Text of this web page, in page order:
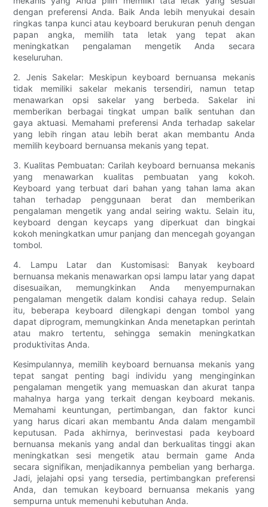
dengan preferensi Anda. Baik Anda lebih menyukai desain
ringkas tanpa kunci atau keyboard berukuran penuh dengan
papan angka, memilih tata letak yang tepat akan
meningkatkan pengalaman mengetik Anda secara
keseluruhan.
2. Jenis Sakelar: Meskipun keyboard bernuansa mekanis
tidak memiliki sakelar mekanis tersendiri, namun tetap
menawarkan opsi sakelar yang berbeda. Sakelar ini
memberikan berbagai tingkat umpan balik sentuhan dan
gaya aktuasi. Memahami preferensi Anda terhadap sakelar
yang lebih ringan atau lebih berat akan membantu Anda
memilih keyboard bernuansa mekanis yang tepat.
3. Kualitas Pembuatan: Carilah keyboard bernuansa mekanis
yang menawarkan kualitas pembuatan yang kokoh.
Keyboard yang terbuat dari bahan yang tahan lama akan
tahan terhadap penggunaan berat dan memberikan
pengalaman mengetik yang andal seiring waktu. Selain itu,
keyboard dengan keycaps yang diperkuat dan bingkai
kokoh meningkatkan umur panjang dan mencegah goyangan
tombol.
4. Lampu Latar dan Kustomisasi: Banyak keyboard
bernuansa mekanis menawarkan opsi lampu latar yang dapat
disesuaikan, memungkinkan Anda menyempurnakan
pengalaman mengetik dalam kondisi cahaya redup. Selain
itu, beberapa keyboard dilengkapi dengan tombol yang
dapat diprogram, memungkinkan Anda menetapkan perintah
atau makro tertentu, sehingga semakin meningkatkan
produktivitas Anda.
Kesimpulannya, memilih keyboard bernuansa mekanis yang
tepat sangat penting bagi individu yang menginginkan
pengalaman mengetik yang memuaskan dan akurat tanpa
mahalnya harga yang terkait dengan keyboard mekanis.
Memahami keuntungan, pertimbangan, dan faktor kunci
yang harus dicari akan membantu Anda dalam mengambil
keputusan. Pada akhirnya, berinvestasi pada keyboard
bernuansa mekanis yang andal dan berkualitas tinggi akan
meningkatkan sesi mengetik atau bermain game Anda
secara signifikan, menjadikannya pembelian yang berharga.
Jadi, jelajahi opsi yang tersedia, pertimbangkan preferensi
Anda, dan temukan keyboard bernuansa mekanis yang
sempurna untuk memenuhi kebutuhan Anda.